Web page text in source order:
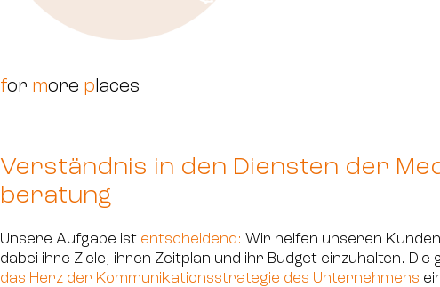
for more p laces
Verständnis in den Diensten der
beratung
Unsere Aufgabe ist entscheidend: Wir helfen unseren
dabei ihre Ziele, ihren Zeitplan und ihr Budget einzuhalten.
das Herz der Kommunikationsstrategie des Unternehmens